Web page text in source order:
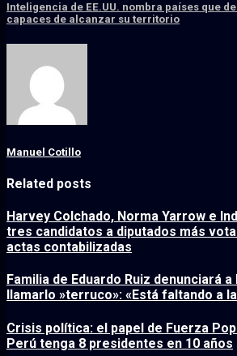
Inteligencia de EE.UU. nombra países que
capaces de alcanzar su territorio
Manuel Cotillo
Related posts
Harvey Colchado, Norma Yarrow e
tres candidatos a diputados más
actas contabilizadas
Familia de Eduardo Ruiz denunciará
llamarlo »terruco»: «Está faltando a
Crisis política: el papel de Fuerza
Perú tenga 8 presidentes en 10 años